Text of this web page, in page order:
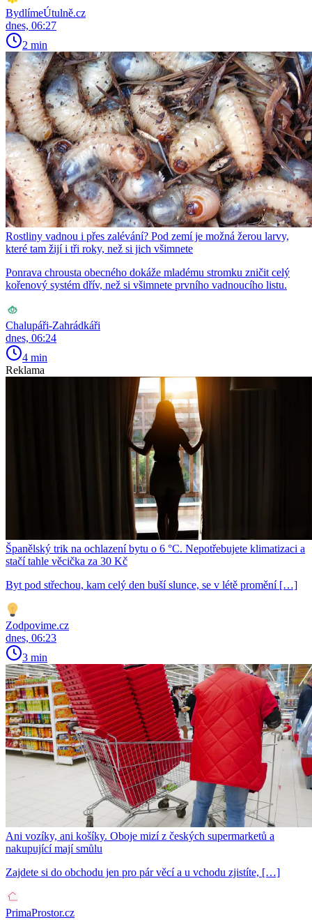
BydlímeÚtulně.cz
dnes, 06:27
2 min
Rostliny vadnou i přes zalévání? Pod zemí je možná žerou larvy,
které tam žijí i tři roky, než si jich všimnete
Ponrava chrousta obecného dokáže mladému stromku zničit celý
kořenový systém dřív, než si všimnete prvního vadnoucího listu.
Chalupáři-Zahrádkáři
dnes, 06:24
4 min
Reklama
Španělský trik na ochlazení bytu o 6 °C. Nepotřebujete klimatizaci a
stačí tahle věcička za 30 Kč
Byt pod střechou, kam celý den buší slunce, se v létě promění […]
Zodpovime.cz
dnes, 06:23
3 min
Ani vozíky, ani košíky. Oboje mizí z českých supermarketů a
nakupující mají smůlu
Zajdete si do obchodu jen pro pár věcí a u vchodu zjistíte, […]
PrimaProstor.cz